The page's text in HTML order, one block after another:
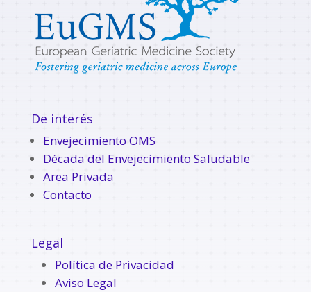
De interés
Envejecimiento OMS
Década del Envejecimiento Saludable
Area Privada
Contacto
Legal
Política de Privacidad
Aviso Legal